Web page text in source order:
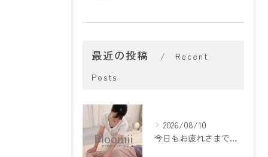
最近の投稿
Recent
Posts
2026/08/10
今日もお疲れさまです🌙